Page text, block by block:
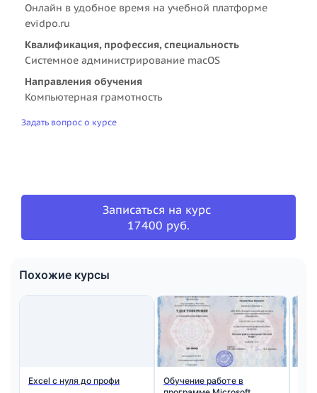
Онлайн в удобное время на учебной платформе
evidpo.ru
Квалификация, профессия, специальность
Системное администрирование macOS
Направления обучения
Компьютерная грамотность
Задать вопрос о курсе
Записаться на курс
17400 руб.
Похожие курсы
Excel с нуля до профи
Обучение работе в